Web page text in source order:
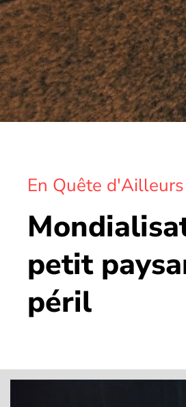
En Quête
petit
péril